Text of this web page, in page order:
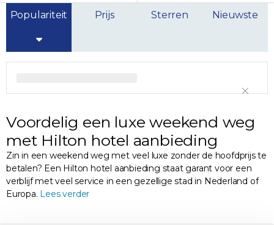
Populariteit Prijs Sterren Nieuwste
Voordelig een luxe weekend weg
met Hilton hotel aanbieding
Zin in een weekend weg met veel luxe zonder de hoofdprijs te
betalen? Een Hilton hotel aanbieding staat garant voor een
verblijf met veel service in een gezellige stad in Nederland of
Europa. Lees verder